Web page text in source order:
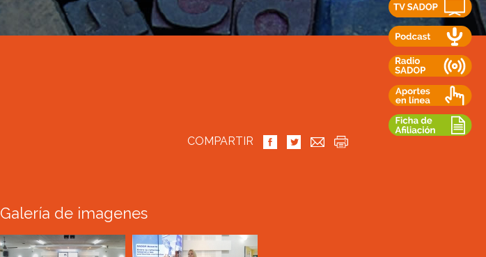
COMPARTIR
Galería de imagenes